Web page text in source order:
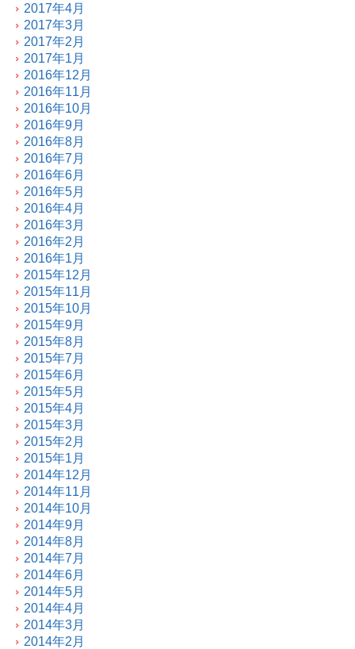
2017年4月
2017年3月
2017年2月
2017年1月
2016年12月
2016年11月
2016年10月
2016年9月
2016年8月
2016年7月
2016年6月
2016年5月
2016年4月
2016年3月
2016年2月
2016年1月
2015年12月
2015年11月
2015年10月
2015年9月
2015年8月
2015年7月
2015年6月
2015年5月
2015年4月
2015年3月
2015年2月
2015年1月
2014年12月
2014年11月
2014年10月
2014年9月
2014年8月
2014年7月
2014年6月
2014年5月
2014年4月
2014年3月
2014年2月